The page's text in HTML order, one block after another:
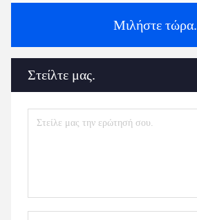
Μιλήστε τώρα.
Στείλτε μας.